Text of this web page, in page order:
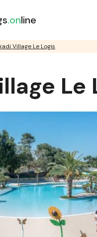
.online
Village Le Logis
Le